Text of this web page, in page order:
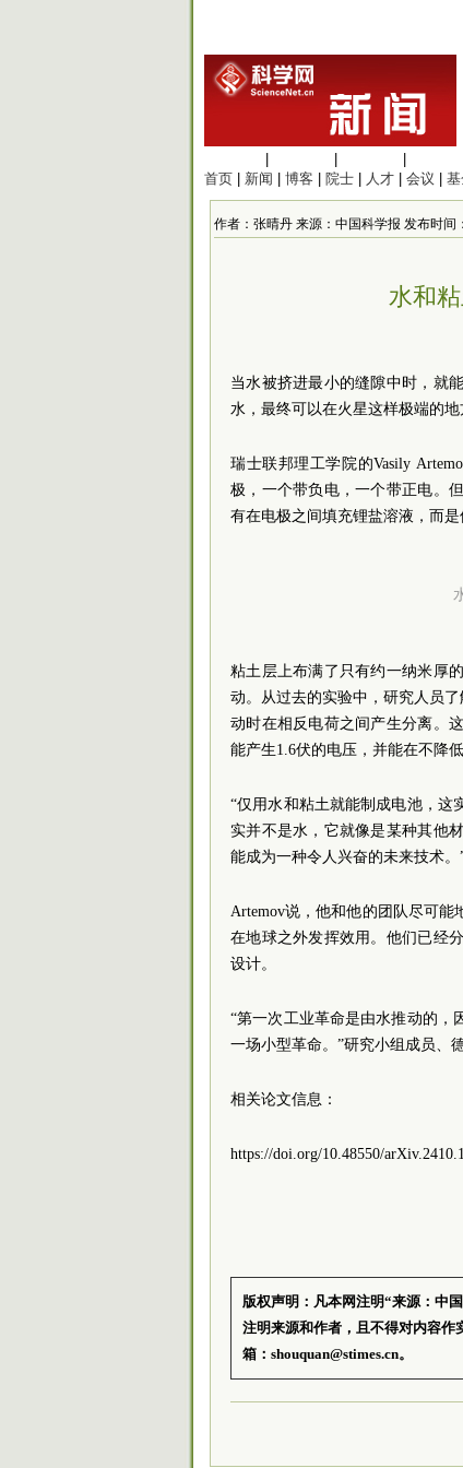
首页
新闻 博客 院士 人才 会议 基
作者：张晴丹 来源：中国科学报 发布时间
水和
当水被挤进最小的缝隙中时，就
水，最终可以在火星这样极端的地
瑞士联邦理工学院的Vasily
极，一个带负电，一个带正电。
有在电极之间填充锂盐溶液，而
粘土层上布满了只有约一纳米厚
动。从过去的实验中，研究人员
动时在相反电荷之间产生分离。
能产生1.6伏的电压，并能在不降
“仅用水和粘土就能制成电池，这
实并不是水，它就像是某种其他
能成为一种令人兴奋的未来技术。
Artemov说，他和他的团队尽可
在地球之外发挥效用。他们已经
设计。
“第一次工业革命是由水推动的，
一场小型革命。”研究小组成员、
相关论文信息：
https://doi.org/10.48550/
版权声明：凡本网注明“来源：中
注明来源和作者，且不得对内容作
箱：shouquan@stimes.cn。